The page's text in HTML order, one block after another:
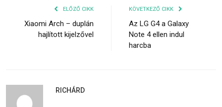
ELŐZŐ CIKK
Xiaomi Arch – duplán
hajlított kijelzővel
KÖVETKEZŐ CIKK
Az LG G4 a Galaxy
Note 4 ellen indul
harcba
RICHÁRD